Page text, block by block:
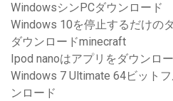
WindowsシンPCダウンロード
Windows 10を停止するだけの
ダウンロードminecraft
Ipod nanoはアプリをダウンロ
Windows 7 Ultimate 64ビット
ンロード